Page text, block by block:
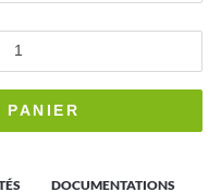
DOCUMENTATIONS